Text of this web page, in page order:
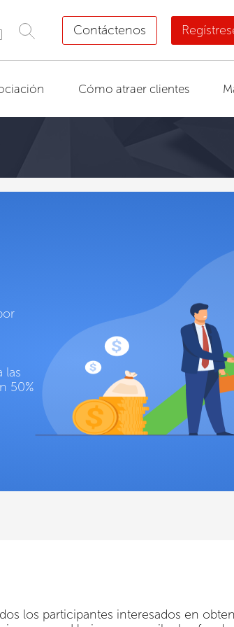
Contáctenos
Cómo atraer clientes
las
50%
los participantes interesados en